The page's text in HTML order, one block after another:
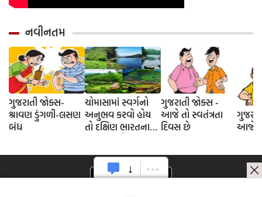
નવીનતમ
ગુજરાતી જોક્સ-
શ્રાવણ ડુંગળી-લસણ
બંધ
ચોમાસામાં સ્વર્ગનો
અનુભવ કરવો હોય
તો દક્ષિણ ભારતના
મુલાકાત લો
ગુજરાતી જોક્સ -
આજે તો સ્વતંત્રતા
દિવસ છે
આજે